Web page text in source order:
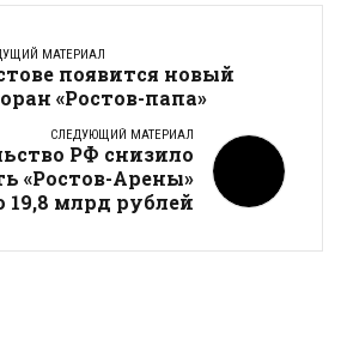
МАТЕРИАЛ
появится новый
«Ростов-папа»
СЛЕДУЮЩИЙ МАТЕРИАЛ
РФ снизило
«Ростов-Арены»
19,8 млрд рублей